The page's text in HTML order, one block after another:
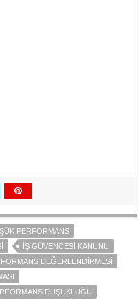
PERFORMANS
İŞ GÜVENCESI KANUNU
DEĞERLENDIRMESI
DÜŞÜKLÜĞÜ